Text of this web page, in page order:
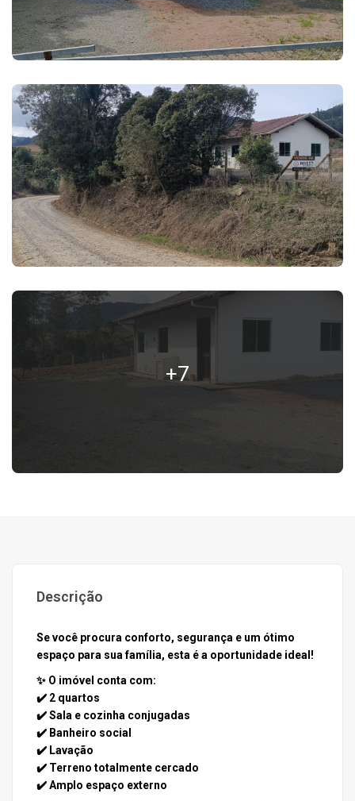
+7
Descrição
Se você procura conforto, segurança e um ótimo
espaço para sua família, esta é a oportunidade ideal!
✨ O imóvel conta com:
✔️ 2 quartos
✔️ Sala e cozinha conjugadas
✔️ Banheiro social
✔️ Lavação
✔️ Terreno totalmente cercado
✔️ Amplo espaço externo